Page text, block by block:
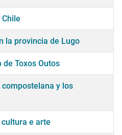
la provincia de Lugo
de Toxos Outos
y los
e arte